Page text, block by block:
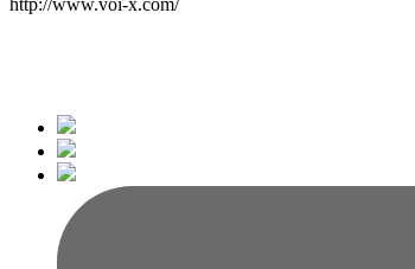
http://www.voi-x.com/